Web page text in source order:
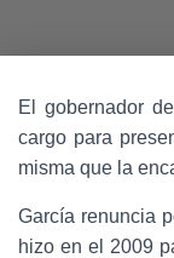
El gobernador
cargo para
misma que la
García renuncia
hizo en el 2009